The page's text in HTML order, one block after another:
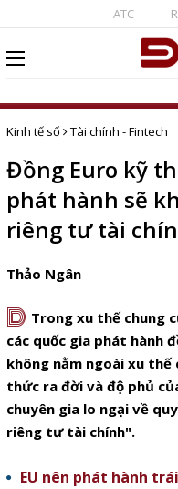
ATC
Kinh tế số Tài chính - Fintech
Đồng Euro kỹ
phát hành sẽ
riêng tư tài
Thảo Ngân
D Trong xu thế chung
các quốc gia phát hành
không nằm ngoài xu
thức ra đời và độ phủ
chuyên gia lo ngại về
riêng tư tài chính".
EU nên phát hành